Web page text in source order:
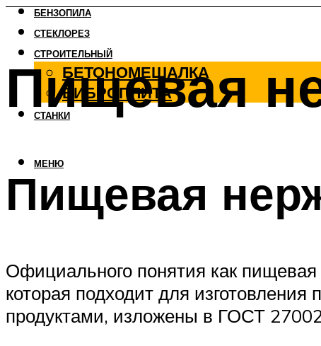
БЕНЗОПИЛА
СТЕКЛОРЕЗ
СТРОИТЕЛЬНЫЙ
БЕТОНОМЕШАЛКА
ВИБРОПЛИТА
СТАНКИ
МЕНЮ
Пищевая
Пищевая
Официального понятия как
которая подходит для
продуктами, изложены в ГОСТ